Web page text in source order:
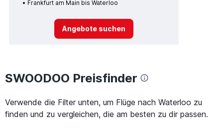
Frankfurt am Main bis Waterloo
Angebote suchen
SWOODOO Preisfinder
Verwende die Filter unten, um Flüge nach Waterloo zu
finden und zu vergleichen, die am besten zu dir passen.